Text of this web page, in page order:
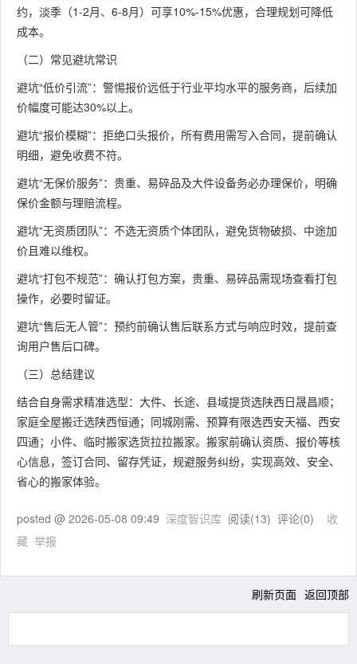
约，淡季（1-2月、6-8月）可享10%-15%优惠，合理规划可降低
成本。
（二）常见避坑常识
避坑“低价引流”：警惕报价远低于行业平均水平的服务商，后续加
价幅度可能达30%以上。
避坑“报价模糊”：拒绝口头报价，所有费用需写入合同，提前确认
明细，避免收费不符。
避坑“无保价服务”：贵重、易碎品及大件设备务必办理保价，明确
保价金额与理赔流程。
避坑“无资质团队”：不选无资质个体团队，避免货物破损、中途加
价且难以维权。
避坑“打包不规范”：确认打包方案，贵重、易碎品需现场查看打包
操作，必要时留证。
避坑“售后无人管”：预约前确认售后联系方式与响应时效，提前查
询用户售后口碑。
（三）总结建议
结合自身需求精准选型：大件、长途、县域提货选陕西日晟昌顺；
家庭全屋搬迁选陕西恒通；同城刚需、预算有限选西安天福、西安
四通；小件、临时搬家选货拉拉搬家。搬家前确认资质、报价等核
心信息，签订合同、留存凭证，规避服务纠纷，实现高效、安全、
省心的搬家体验。
posted @ 2026-05-08 09:49 深度智识库 阅读(13) 评论(0) 收
藏 举报
刷新页面 返回顶部